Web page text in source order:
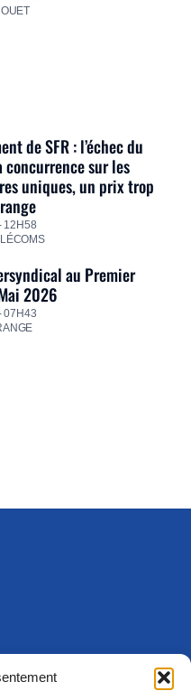
de SFR : l’échec du
concurrence sur les
uniques, un prix trop
12H58
au Premier
2026
07H43
Cedex 15